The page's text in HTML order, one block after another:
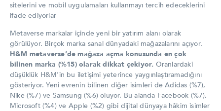
sitelerini ve mobil uygulamaları kullanmayı tercih edeceklerini
ifade ediyorlar
Metaverse markalar içinde yeni bir yatırım alanı olarak
görülüyor. Birçok marka sanal dünyadaki mağazalarını açıyor.
H&M metaverse’de mağaza açma konusunda en çok
bilinen marka (%15) olarak dikkat çekiyor. Oranlardaki
düşüklük H&M’in bu iletişimi yeterince yaygınlaştıramadığını
gösteriyor. Yeni evrenin bilinen diğer isimleri de Adidas (%7),
Nike (%7) ve Samsung (%6) oluyor. Bu alanda Facebook (%7),
Microsoft (%4) ve Apple (%2) gibi dijital dünyaya hâkim isimler